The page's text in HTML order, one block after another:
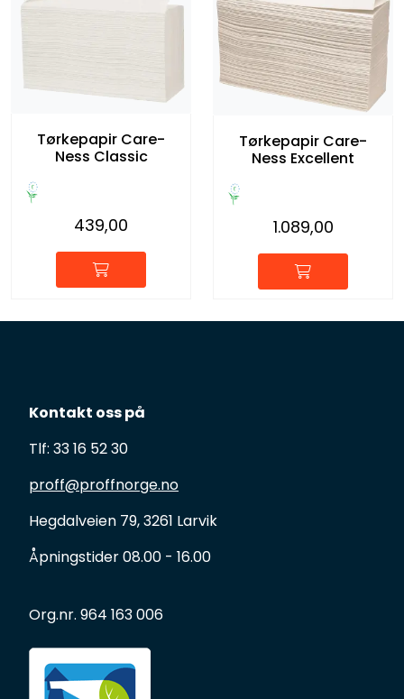
Tørkepapir Care-
Ness Classic
439,00
Tørkepapir Care-
Ness Excellent
1.089,00
Kontakt oss på
Tlf: 33 16 52 30
proff@proffnorge.no
Hegdalveien 79, 3261 Larvik
Åpningstider 08.00 - 16.00
Org.nr. 964 163 006